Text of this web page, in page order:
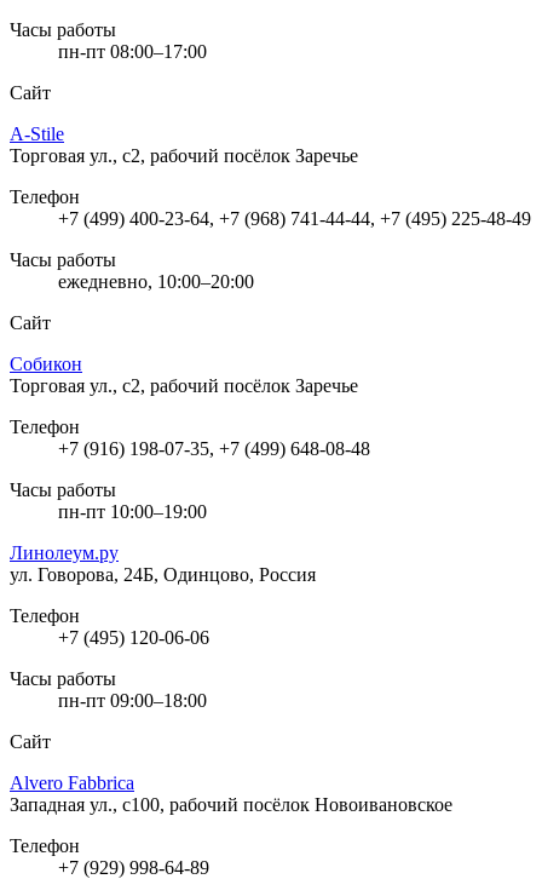
Часы работы
пн-пт 08:00–17:00
Сайт
A-Stile
Торговая ул., с2, рабочий посёлок Заречье
Телефон
+7 (499) 400-23-64, +7 (968) 741-44-44, +7 (495) 225-48-49
Часы работы
ежедневно, 10:00–20:00
Сайт
Собикон
Торговая ул., с2, рабочий посёлок Заречье
Телефон
+7 (916) 198-07-35, +7 (499) 648-08-48
Часы работы
пн-пт 10:00–19:00
Линолеум.ру
ул. Говорова, 24Б, Одинцово, Россия
Телефон
+7 (495) 120-06-06
Часы работы
пн-пт 09:00–18:00
Сайт
Alvero Fabbrica
Западная ул., с100, рабочий посёлок Новоивановское
Телефон
+7 (929) 998-64-89